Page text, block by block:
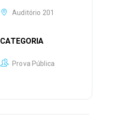
Auditório 201
CATEGORIA
Prova Pública